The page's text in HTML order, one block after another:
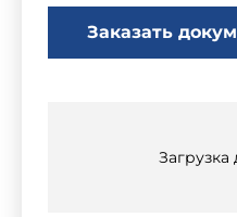
Заказать
Загрузка